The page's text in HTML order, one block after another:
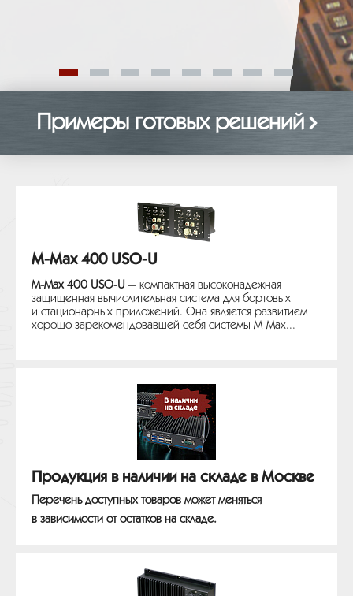
Примеры готовых решений
M-Max 400 USO-U
M-Max 400 USO-U — компактная высоконадежная
защищенная вычислительная система для бортовых
и стационарных приложений. Она является развитием
хорошо зарекомендовавшей себя системы M-Max...
Продукция в наличии на складе в Москве
Перечень доступных товаров может меняться
в зависимости от остатков на складе.